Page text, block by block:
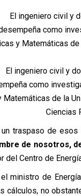
El ingeniero civil y
como
Matemáticas de la
Ciencias
un traspaso de
de nosotros,
del Centro de
ministro de
cálculos, no